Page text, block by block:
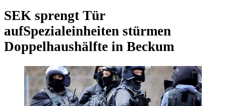
SEK sprengt Tür
aufSpezialeinheiten stürmen
Doppelhaushälfte in Beckum